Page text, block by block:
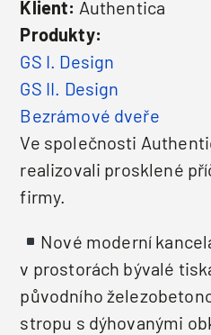
Klient: Authentica
Produkty:
GS I. Design
GS II. Design
Bezrámové dveře
Ve společnosti
realizovali prosklené
firmy.
Nové moderní
v prostorách bývalé
původního
stropu s dýhovanými